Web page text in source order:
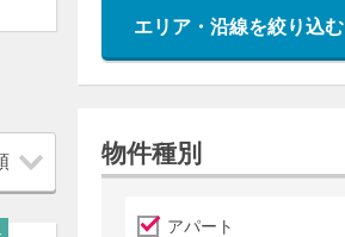
エリア・沿線を絞り込む
物件種別
アパート